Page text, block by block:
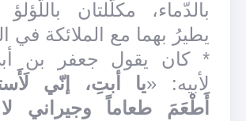
بالدّماء، مكلّلتان
يطيرُ بهما مع الملائكة في
* كان يقول جعفر بن
لأبيه: «يا أبتِ، إنّي
أَطْعَمَ طعاماً وجيراني